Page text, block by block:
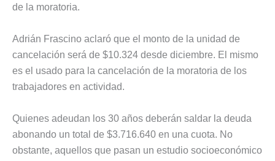
de la moratoria.
Adrián Frascino aclaró que el monto de la unidad de
cancelación será de $10.324 desde diciembre. El mismo
es el usado para la cancelación de la moratoria de los
trabajadores en actividad.
Quienes adeudan los 30 años deberán saldar la deuda
abonando un total de $3.716.640 en una cuota. No
obstante, aquellos que pasan un estudio socioeconómico